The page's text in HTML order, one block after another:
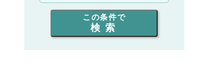
出力を選ぶ
同時通話人数を選ぶ
この条件で
検索